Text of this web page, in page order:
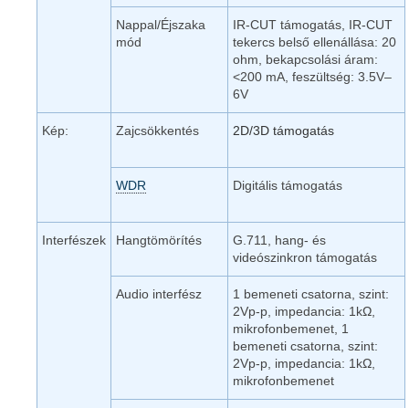
Nappal/Éjszaka
mód
IR-CUT támogatás, IR-CUT
tekercs belső ellenállása: 20
ohm, bekapcsolási áram:
<200 mA, feszültség: 3.5V–
6V
Kép: Zajcsökkentés 2D/3D támogatás
WDR Digitális támogatás
Interfészek Hangtömörítés
G.711, hang- és
videószinkron támogatás
Audio interfész
1 bemeneti csatorna, szint:
2Vp-p, impedancia: 1kΩ,
mikrofonbemenet, 1
bemeneti csatorna, szint:
2Vp-p, impedancia: 1kΩ,
mikrofonbemenet